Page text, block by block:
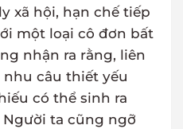
xã hội, hạn chế tiếp
một loại cô đơn bất
nhận ra rằng, liên
nhu câu thiết yếu
có thể sinh ra
ta cũng ngỡ